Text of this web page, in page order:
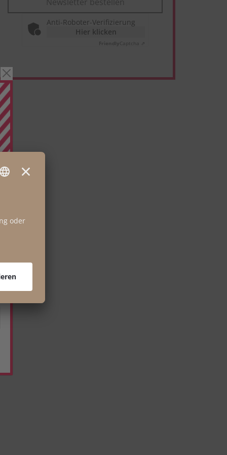
Anti-Roboter-Verifizierung
Hier klicken
Captcha ⇗